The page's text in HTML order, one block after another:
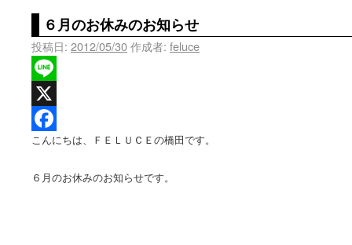
６月のお休みのお知らせ
投稿日: 2012/05/30作成者: feluce
Line
X
Facebook
こんにちは、ＦＥＬＵＣＥの橋田です。
６月のお休みのお知らせです。